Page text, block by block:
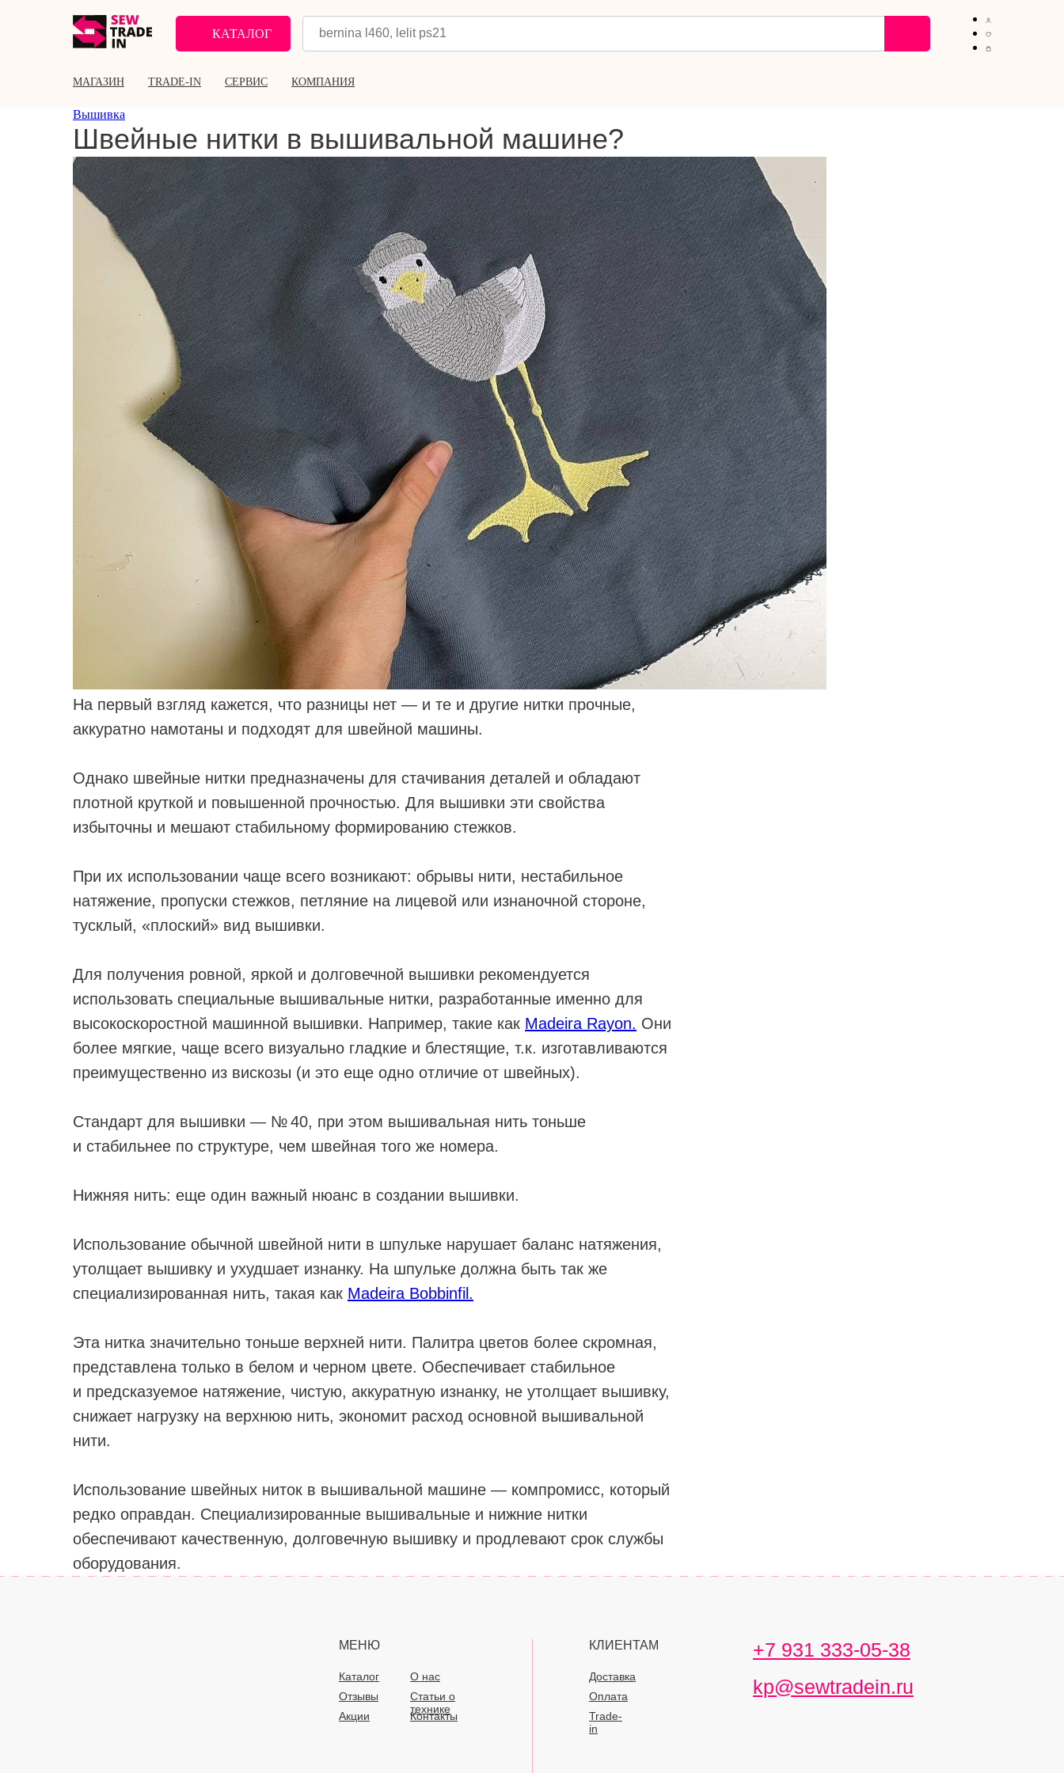
КАТАЛОГ
МАГАЗИН TRADE-IN СЕРВИС КОМПАНИЯ
Вышивка
Швейные нитки в вышивальной машине?
На первый взгляд кажется, что разницы нет — и те и другие нитки прочные,
аккуратно намотаны и подходят для швейной машины.
Однако швейные нитки предназначены для стачивания деталей и обладают
плотной круткой и повышенной прочностью. Для вышивки эти свойства
избыточны и мешают стабильному формированию стежков.
При их использовании чаще всего возникают: обрывы нити, нестабильное
натяжение, пропуски стежков, петляние на лицевой или изнаночной стороне,
тусклый, «плоский» вид вышивки.
Для получения ровной, яркой и долговечной вышивки рекомендуется
использовать специальные вышивальные нитки, разработанные именно для
высокоскоростной машинной вышивки. Например, такие как Madeira Rayon. Они
более мягкие, чаще всего визуально гладкие и блестящие, т.к. изготавливаются
преимущественно из вискозы (и это еще одно отличие от швейных).
Стандарт для вышивки — № 40, при этом вышивальная нить тоньше
и стабильнее по структуре, чем швейная того же номера.
Нижняя нить: еще один важный нюанс в создании вышивки.
Использование обычной швейной нити в шпульке нарушает баланс натяжения,
утолщает вышивку и ухудшает изнанку. На шпульке должна быть так же
специализированная нить, такая как Madeira Bobbinfil.
Эта нитка значительно тоньше верхней нити. Палитра цветов более скромная,
представлена только в белом и черном цвете. Обеспечивает стабильное
и предсказуемое натяжение, чистую, аккуратную изнанку, не утолщает вышивку,
снижает нагрузку на верхнюю нить, экономит расход основной вышивальной
нити.
Использование швейных ниток в вышивальной машине — компромисс, который
редко оправдан. Специализированные вышивальные и нижние нитки
обеспечивают качественную, долговечную вышивку и продлевают срок службы
оборудования.
МЕНЮ КЛИЕНТАМ
Каталог О нас
Доставка
Статьи о
технике
Оплата
Отзывы
Акции
Контакты
Trade-
in
+7 931 333-05-38
kp@sewtradein.ru